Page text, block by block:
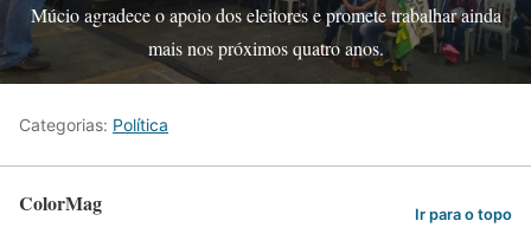
Múcio agradece o apoio dos eleitores e promete trabalhar ainda
mais nos próximos quatro anos.
Categorias: Política
ColorMag Ir para o topo